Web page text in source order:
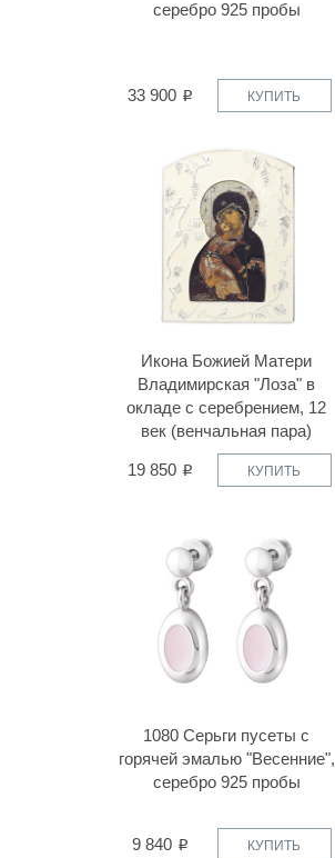
серебро 925 пробы
33 900 КУПИТЬ
Икона Божией Матери
Владимирская "Лоза" в
окладе с серебрением, 12
век (венчальная пара)
19 850 КУПИТЬ
1080 Серьги пусеты с
горячей эмалью "Весенние",
серебро 925 пробы
9 840 КУПИТЬ